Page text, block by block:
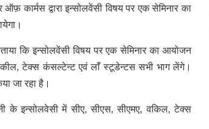
कार्मस द्वारा इन्सोलवेंसी विषय पर एक सेमिनार का
कि इन्सोलवेंसी विषय पर एक सेमिनार का आयोजन
टेक्स कंसल्टेन्ट एवं लाॅं स्टूडेन्टस सभी भाग लेंगे।
जा रहा है।
के इन्सोलवेसी में सीए, सीएस, सीएमए, वकिल, टेक्स